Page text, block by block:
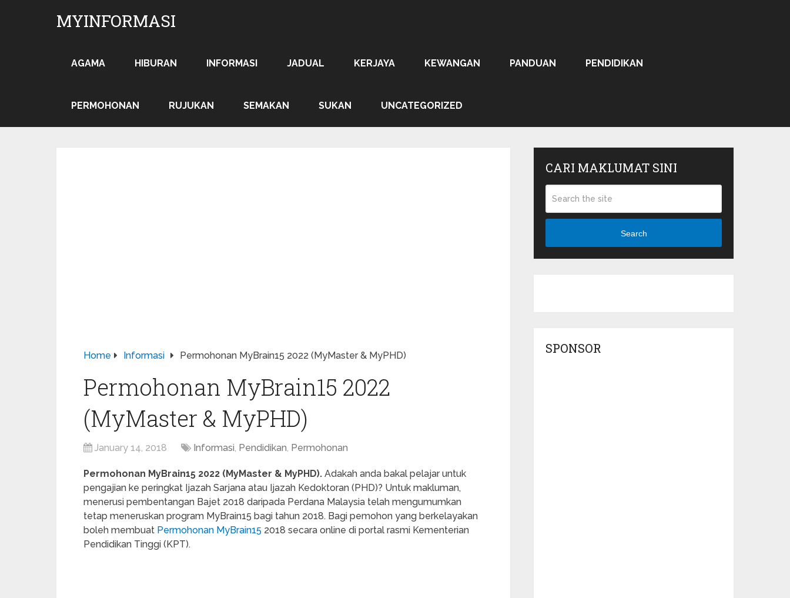
MYINFORMASI
AGAMA HIBURAN INFORMASI JADUAL KERJAYA KEWANGAN PANDUAN PENDIDIKAN
PERMOHONAN RUJUKAN SEMAKAN SUKAN UNCATEGORIZED
Home Informasi Permohonan MyBrain15 2022 (MyMaster & MyPHD)
Permohonan MyBrain15 2022
(MyMaster & MyPHD)
January 14, 2018 Informasi, Pendidikan, Permohonan
Permohonan MyBrain15 2022 (MyMaster & MyPHD). Adakah anda bakal pelajar untuk
pengajian ke peringkat Ijazah Sarjana atau Ijazah Kedoktoran (PHD)? Untuk makluman,
menerusi pembentangan Bajet 2018 daripada Perdana Malaysia telah mengumumkan
tetap meneruskan program MyBrain15 bagi tahun 2018. Bagi pemohon yang berkelayakan
boleh membuat Permohonan MyBrain15 2018 secara online di portal rasmi Kementerian
Pendidikan Tinggi (KPT).
CARI MAKLUMAT SINI
Search
SPONSOR